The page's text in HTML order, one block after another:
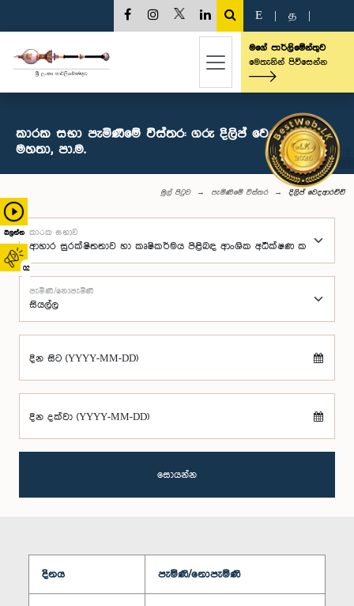
බලන්න
02
E த
මගේ පාර්ලිමේන්තුව
මෙතැනින් පිවිසෙන්න
කාරක සභා පැමිණීමේ විස්තර: ගරු දිලිප් වෙදආරච්චි
මහතා, පා.ම.
මුල් පිටුව පැමිණීමේ විස්තර දිලිප් වෙදආරච්චි
කාරක සභාව
පැමිණි/නොපැමිණි
දින සිට (YYYY-MM-DD)
දින දක්වා (YYYY-MM-DD)
සොයන්න
දිනය පැමිණි/නොපැමිණි